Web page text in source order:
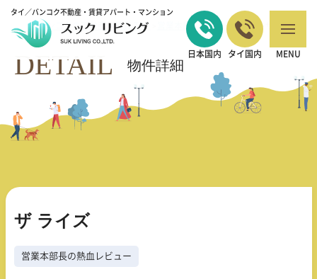
タイ／バンコク不動産・賃貸アパート・マンション
日本国内 タイ国内 MENU
バンコクの不動産・賃貸 TOP 営業本部長の熱血レビュー > ザ ライズ
DETAIL 物件詳細
ザ ライズ
営業本部長の熱血レビュー